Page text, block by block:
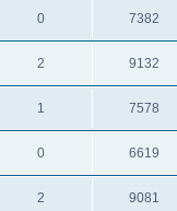
0 7382
2 9132
1 7578
0 6619
2 9081